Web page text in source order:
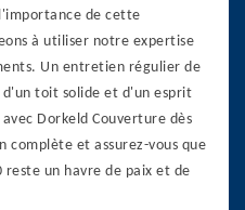
de cette
à utiliser notre expertise
Un entretien régulier de
toit solide et d'un esprit
Dorkeld Couverture dès
complète et assurez-vous que
un havre de paix et de